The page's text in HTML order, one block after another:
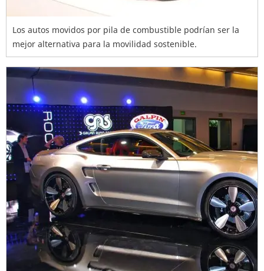
Los autos movidos por pila de combustible podrían ser la
mejor alternativa para la movilidad sostenible.